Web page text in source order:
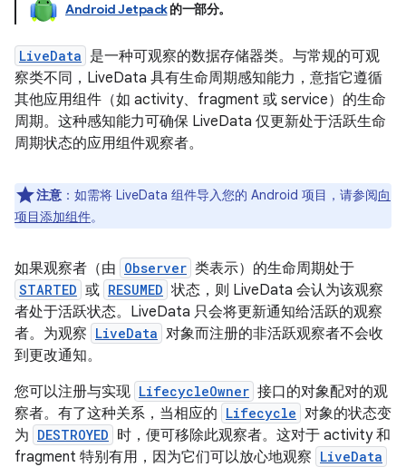
Android Jetpack的一部分。
LiveData 是一种可观察的数据存储器类。与常规的可观
察类不同，LiveData 具有生命周期感知能力，意指它遵循
其他应用组件（如 activity、fragment 或 service）的生命
周期。这种感知能力可确保 LiveData 仅更新处于活跃生命
周期状态的应用组件观察者。
注意 ：如需将 LiveData 组件导入您的 Android 项目，请参阅向
项目添加组件。
如果观察者（由 Observer 类表示）的生命周期处于
STARTED 或 RESUMED 状态，则 LiveData 会认为该观察
者处于活跃状态。LiveData 只会将更新通知给活跃的观察
者。为观察 LiveData 对象而注册的非活跃观察者不会收
到更改通知。
您可以注册与实现 LifecycleOwner 接口的对象配对的观
察者。有了这种关系，当相应的 Lifecycle 对象的状态变
为 DESTROYED 时，便可移除此观察者。这对于 activity 和
fragment 特别有用，因为它们可以放心地观察 LiveData